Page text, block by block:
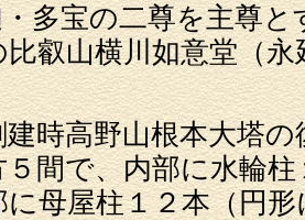
多宝の二尊を主尊と
比叡山横川如意堂（
建時高野山根本大塔の
５間で、内部に水輪
に母屋柱１２本（円